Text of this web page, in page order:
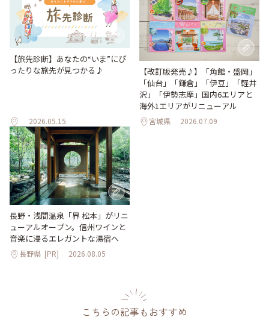
【旅先診断】あなたの“いま”にぴ
ったりな旅先が見つかる♪
2026.05.15
【改訂版発売♪】「角館・盛岡」
「仙台」「鎌倉」「伊豆」「軽井
沢」「伊勢志摩」国内6エリアと
海外1エリアがリニューアル
宮城県 2026.07.09
長野・浅間温泉「界 松本」がリニ
ューアルオープン。信州ワインと
音楽に浸るエレガントな湯宿へ
長野県 [PR] 2026.08.05
こちらの記事もおすすめ